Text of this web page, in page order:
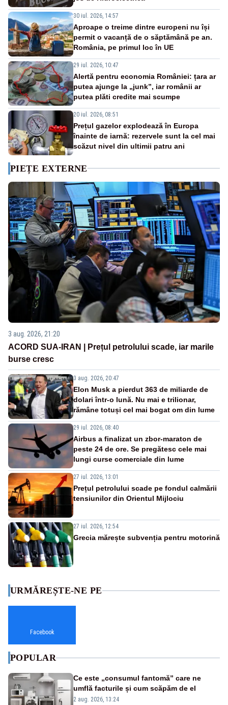
30 iul. 2026, 14:57
Aproape o treime dintre europeni nu își
permit o vacanță de o săptămână pe an.
România, pe primul loc în UE
29 iul. 2026, 10:47
Alertă pentru economia României: țara ar
putea ajunge la „junk”, iar românii ar
putea plăti credite mai scumpe
20 iul. 2026, 08:51
Prețul gazelor explodează în Europa
înainte de iarnă: rezervele sunt la cel mai
scăzut nivel din ultimii patru ani
PIEȚE EXTERNE
3 aug. 2026, 21:20
ACORD SUA-IRAN | Prețul petrolului scade, iar marile
burse cresc
3 aug. 2026, 20:47
Elon Musk a pierdut 363 de miliarde de
dolari într-o lună. Nu mai e trilionar,
rămâne totuși cel mai bogat om din lume
29 iul. 2026, 08:40
Airbus a finalizat un zbor-maraton de
peste 24 de ore. Se pregătesc cele mai
lungi curse comerciale din lume
27 iul. 2026, 13:01
Prețul petrolului scade pe fondul calmării
tensiunilor din Orientul Mijlociu
27 iul. 2026, 12:54
Grecia mărește subvenția pentru motorină
URMĂREȘTE-NE PE
Facebook
POPULAR
Ce este „consumul fantomă” care ne
umflă facturile și cum scăpăm de el
2 aug. 2026, 13:24